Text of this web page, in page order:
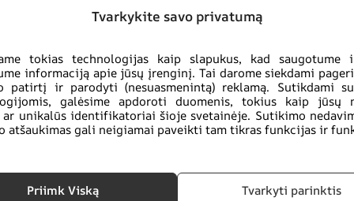
Tvarkykite savo privatumą
tokias technologijas kaip slapukus, kad saugotume
informaciją apie jūsų įrenginį. Tai darome siekdami
patirtį ir parodyti (nesuasmenintą) reklamą. Sutikdami
galėsime apdoroti duomenis, tokius kaip jūsų
ar unikalūs identifikatoriai šioje svetainėje. Sutikimo
atšaukimas gali neigiamai paveikti tam tikras funkcijas ir
Priimk Viską Tvarkyti parinktis
,pandos ,spalvos
Jūs perkate
saugiai:
ekologiškas
produktas